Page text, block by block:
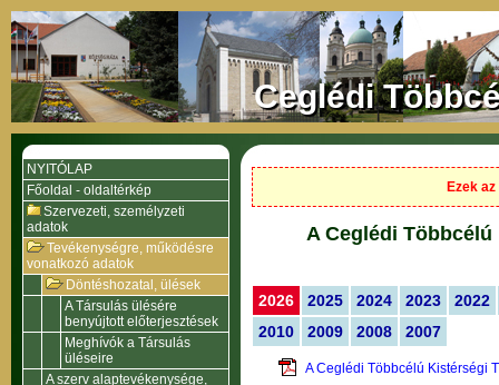
Ceglédi
NYITÓLAP
Főoldal - oldaltérkép
Szervezeti, személyzeti
adatok
Tevékenységre, működésre
vonatkozó adatok
Döntéshozatal, ülések
A Társulás ülésére
benyújtott előterjesztések
Meghívók a Társulás
üléseire
A szerv alaptevékenysége,
Ezek
A Ceglédi
2026 2025 2024 2023
2022
2010
2009 2008 2007
A Ceglédi Többcélú Kistérségi